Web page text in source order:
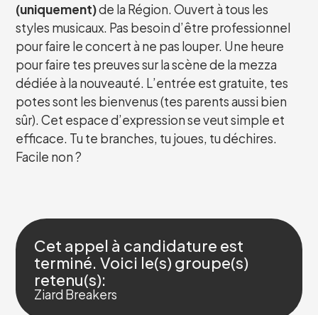
(uniquement)de la Région. Ouvert à tous les
styles musicaux. Pas besoin d’être professionnel
pour faire le concert à ne pas louper. Une heure
pour faire tes preuves sur la scène de la mezza
dédiée à la nouveauté. L’entrée est gratuite, tes
potes sont les bienvenus (tes parents aussi bien
sûr). Cet espace d’expression se veut simple et
efficace. Tu te branches, tu joues, tu déchires.
Facile non ?
Cet appel à candidature est
terminé. Voici le(s) groupe(s)
retenu(s):
Ziard Breakers